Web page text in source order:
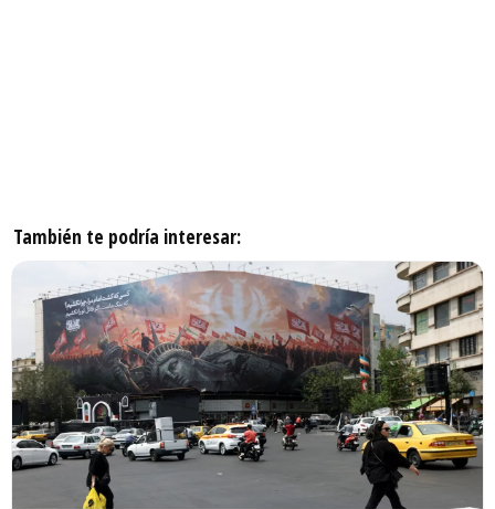
También te podría interesar: